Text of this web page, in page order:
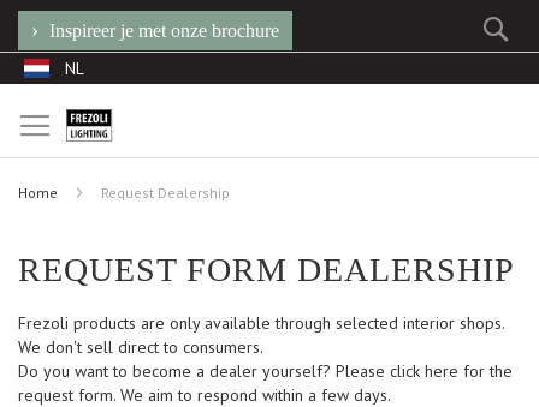
Ga
naar
de
inhoud
Taal NL
Inspireer je met onze brochure
Home Request Dealership
REQUEST FORM DEALERSHIP
Frezoli products are only available through selected interior shops.
We don't sell direct to consumers.
Do you want to become a dealer yourself? Please click here for the
request form. We aim to respond within a few days.